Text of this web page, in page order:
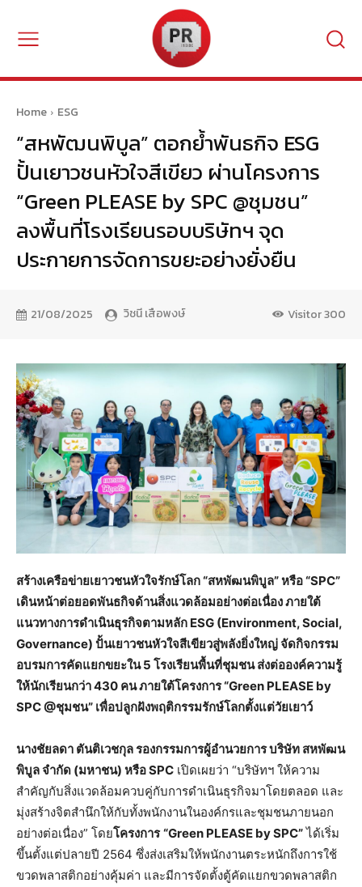
Home ESG
“สหพัฒนพิบูล” ตอกย้ำพันธกิจ ESG
ปั้นเยาวชนหัวใจสีเขียว ผ่านโครงการ
“Green PLEASE by SPC @ชุมชน”
ลงพื้นที่โรงเรียนรอบบริษัทฯ จุด
ประกายการจัดการขยะอย่างยั่งยืน
21/08/2025 วิชนี เสือพงษ์ Visitor300
สร้างเครือข่ายเยาวชนหัวใจรักษ์โลก “สหพัฒนพิบูล” หรือ “SPC”
เดินหน้าต่อยอดพันธกิจด้านสิ่งแวดล้อมอย่างต่อเนื่อง ภายใต้
แนวทางการดำเนินธุรกิจตามหลัก ESG (Environment, Social,
Governance) ปั้นเยาวชนหัวใจสีเขียวสู่พลังยิ่งใหญ่ จัดกิจกรรม
อบรมการคัดแยกขยะใน 5 โรงเรียนพื้นที่ชุมชน ส่งต่อองค์ความรู้
ให้นักเรียนกว่า 430 คน ภายใต้โครงการ “Green PLEASE by
SPC @ชุมชน” เพื่อปลูกฝังพฤติกรรมรักษ์โลกตั้งแต่วัยเยาว์
นางชัยลดา ตันติเวชกุล รองกรรมการผู้อำนวยการ บริษัท สหพัฒน
พิบูล จำกัด (มหาชน) หรือ SPC เปิดเผยว่า “บริษัทฯ ให้ความ
สำคัญกับสิ่งแวดล้อมควบคู่กับการดำเนินธุรกิจมาโดยตลอด และ
มุ่งสร้างจิตสำนึกให้กับทั้งพนักงานในองค์กรและชุมชนภายนอก
อย่างต่อเนื่อง” โดยโครงการ “Green PLEASE by SPC”ได้เริ่ม
ขึ้นตั้งแต่ปลายปี 2564 ซึ่งส่งเสริมให้พนักงานตระหนักถึงการใช้
ขวดพลาสติกอย่างคุ้มค่า และมีการจัดตั้งตู้คัดแยกขวดพลาสติก